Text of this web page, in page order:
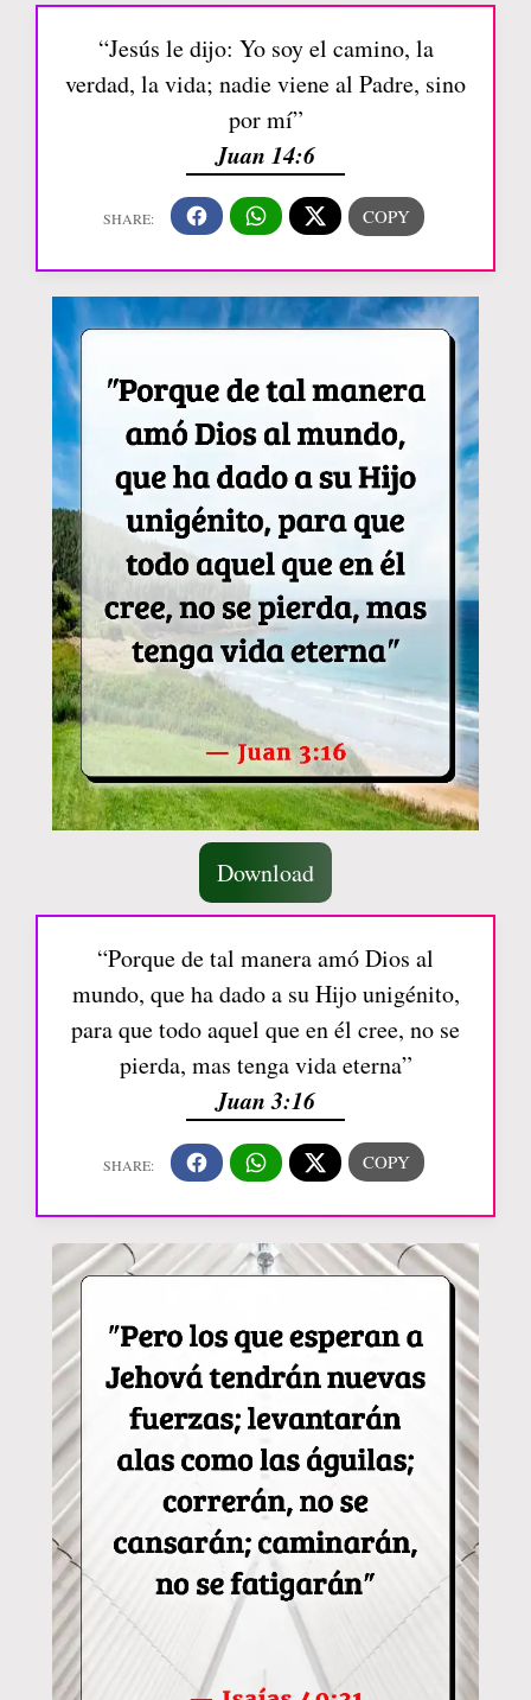
“Jesús le dijo: Yo soy el camino, la
verdad, la vida; nadie viene al Padre, sino
por mí”
Juan 14:6
Download
“Porque de tal manera amó Dios al
mundo, que ha dado a su Hijo unigénito,
para que todo aquel que en él cree, no se
pierda, mas tenga vida eterna”
Juan 3:16